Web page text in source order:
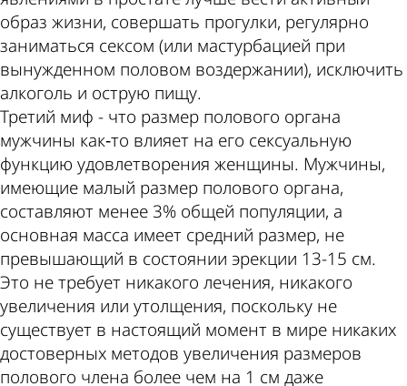
образ жизни, совершать прогулки, регулярно
заниматься сексом (или мастурбацией при
вынужденном половом воздержании), исключить
алкоголь и острую пищу.
Третий миф - что размер полового органа
мужчины как‑то влияет на его сексуальную
функцию удовлетворения женщины. Мужчины,
имеющие малый размер полового органа,
составляют менее 3% общей популяции, а
основная масса имеет средний размер, не
превышающий в состоянии эрекции 13-15 см.
Это не требует никакого лечения, никакого
увеличения или утолщения, поскольку не
существует в настоящий момент в мире никаких
достоверных методов увеличения размеров
полового члена более чем на 1 см даже